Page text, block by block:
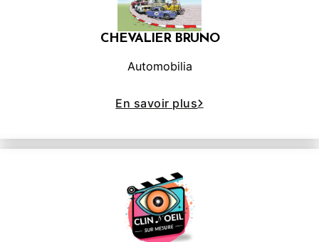
CHEVALIER BRUNO
Automobilia
En savoir plus